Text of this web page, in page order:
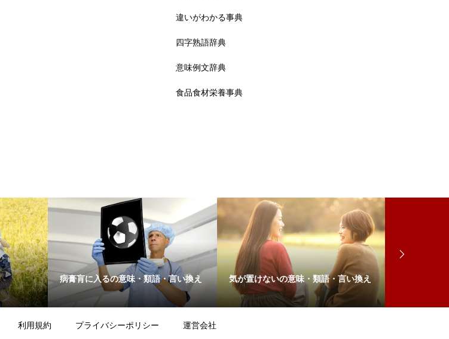
違いがわかる事典
四字熟語辞典
意味例文辞典
食品食材栄養事典
病膏肓に入るの意味・類語・言い換え 気が置けないの意味・類語・言い換え
利用規約 プライバシーポリシー 運営会社